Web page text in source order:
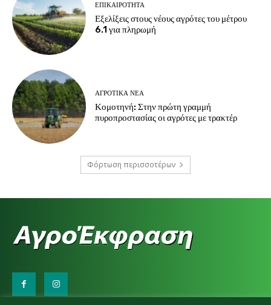
ΕΠΙΚΑΙΡΌΤΗΤΑ
Εξελίξεις στους νέους αγρότες του μέτρου
6.1 για πληρωμή
ΑΓΡΟΤΙΚΆ ΝΈΑ
Κομοτηνή: Στην πρώτη γραμμή
πυροπροστασίας οι αγρότες με τρακτέρ
Φόρτωση περισσοτέρων